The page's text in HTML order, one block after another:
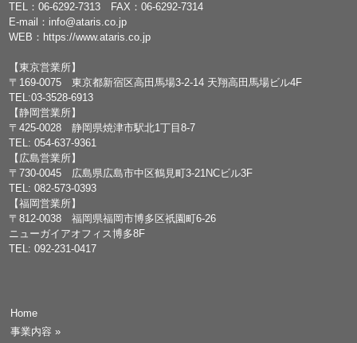
TEL：06-6292-7313 FAX：06-6292-7314
E-mail： info@ataris.co.jp
WEB： https://www.ataris.co.jp
【東京営業所】
〒169-0075 東京都新宿区高田馬場3-2-14 天翔高田馬場ビル4F
TEL:03-3528-6913
【静岡営業所】
〒425-0028 静岡県焼津市駅北1丁目8-7
TEL: 054-637-9361
【広島営業所】
〒730-0045 広島県広島市中区鶴見町3-21NCビル3F
TEL: 082-573-0393
【福岡営業所】
〒812-0038 福岡県福岡市博多区祇園町6-26
ニューガイアオフィス博多8F
TEL: 092-231-0417
Home
事業内容 »